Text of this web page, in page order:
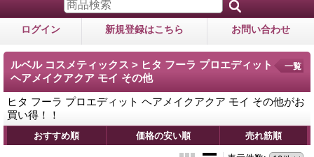
ログイン 新規登録はこちら お問い合わせ
ルベル コスメティックス > ヒタ フーラ プロエディット
ヘアメイクアクア モイ その他
ヒタ フーラ プロエディット ヘアメイクアクア モイ その他がお
買い得！！
一覧
おすすめ順 価格の安い順 売れ筋順